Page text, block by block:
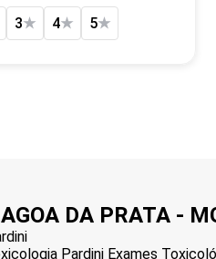
3★ 4★ 5★
DA PRATA -
Pardini Exames